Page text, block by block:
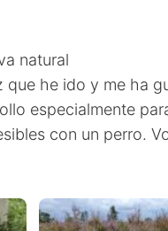
natural
que he ido y me ha
especialmente
con un perro.